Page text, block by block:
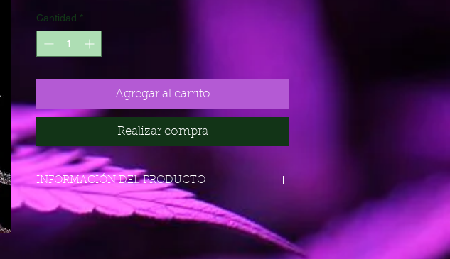
Cantidad *
Agregar al carrito
Realizar compra
INFORMACIÓN DEL PRODUCTO
TIPO DE PLANTA
Sativa dominante